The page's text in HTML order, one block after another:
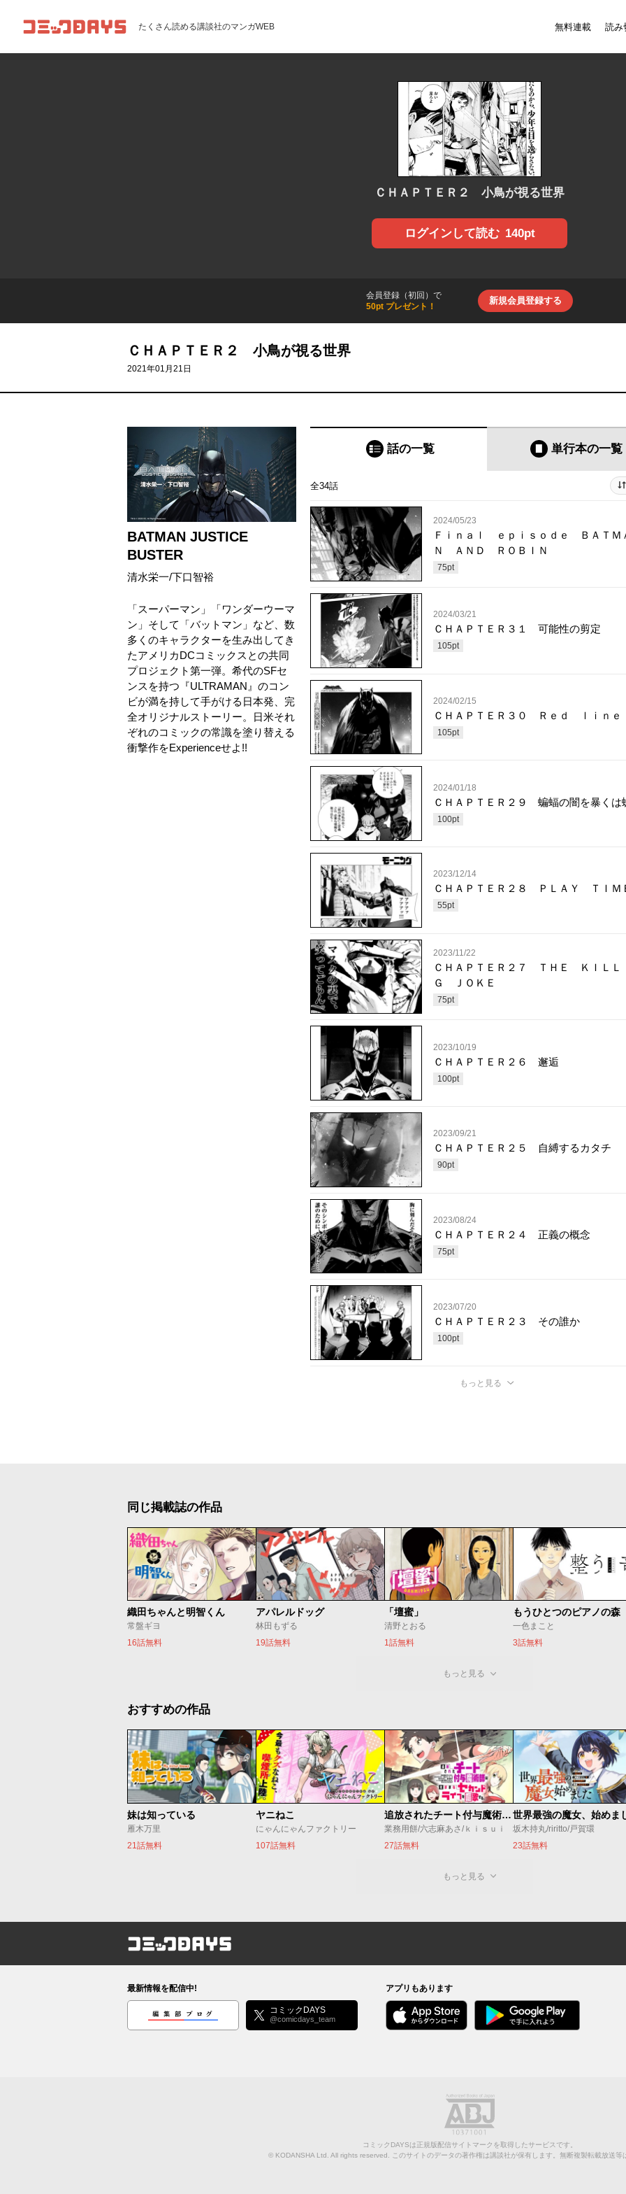
コミックDAYS たくさん読める講談社のマンガWEB 無料連載 読み
ＣＨＡＰＴＥＲ２ 小鳥が視る世界
ログインして読む 140pt
会員登録（初回）で
50pt プレゼント！
新規会員登録する
ＣＨＡＰＴＥＲ２ 小鳥が視る世界
2021年01月21日
BATMAN JUSTICE
BUSTER
清水栄一/下口智裕
「スーパーマン」「ワンダーウーマ
ン」そして「バットマン」など、数
多くのキャラクターを生み出してき
たアメリカDCコミックスとの共同
プロジェクト第一弾。希代のSFセ
ンスを持つ『ULTRAMAN』のコン
ビが満を持して手がける日本発、完
全オリジナルストーリー。日米それ
ぞれのコミックの常識を塗り替える
衝撃作をExperienceせよ!!
話の一覧 単行本の一覧
全34話
2024/05/23
Ｆｉｎａｌ ｅｐｉｓｏｄｅ ＢＡＴＭ
Ｎ ＡＮＤ ＲＯＢＩＮ
75pt
2024/03/21
ＣＨＡＰＴＥＲ３１ 可能性の剪定
105pt
2024/02/15
ＣＨＡＰＴＥＲ３０ Ｒｅｄ ｌｉｎｅ
105pt
2024/01/18
ＣＨＡＰＴＥＲ２９ 蝙蝠の闇を暴くは
100pt
2023/12/14
ＣＨＡＰＴＥＲ２８ ＰＬＡＹ ＴＩＭ
55pt
2023/11/22
ＣＨＡＰＴＥＲ２７ ＴＨＥ ＫＩＬＬ
Ｇ ＪＯＫＥ
75pt
2023/10/19
ＣＨＡＰＴＥＲ２６ 邂逅
100pt
2023/09/21
ＣＨＡＰＴＥＲ２５ 自縛するカタチ
90pt
2023/08/24
ＣＨＡＰＴＥＲ２４ 正義の概念
75pt
2023/07/20
ＣＨＡＰＴＥＲ２３ その誰か
100pt
もっと見る
同じ掲載誌の作品
織田ちゃんと明智くん
常盤ギヨ
16話無料
アパレルドッグ
林田もずる
19話無料
「壇蜜」
清野とおる
1話無料
一色まこと
3話無料
もっと見る
おすすめの作品
妹は知っている
雁木万里
21話無料
ヤニねこ
にゃんにゃんファクトリー
107話無料
追放されたチート付与魔術師は気ままなセカンドライフを謳歌する。 ～俺は武器だけじゃなく、あらゆるものに『強化ポイント』を付与できるし、俺の意思でいつでも効果を解除できるけど、残った人たち大丈夫？～
業務用餅/六志麻あさ/ｋｉｓｕｉ
27話無料
坂木持丸/riritto/戸賀環
23話無料
もっと見る
コミックDAYS
最新情報を配信中!
編集部ブログ コミックDAYS
@comicdays_team
アプリもあります
コミックDAYSは正規版配信サイトマークを取得したサービスです。
© KODANSHA Ltd. All rights reserved. このサイトのデータの著作権は講談社が保有します。無断複製転載放送等